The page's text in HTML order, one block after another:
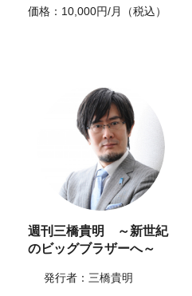
価格：10,000円/月（税込）
週刊三橋貴明 ～新世紀
のビッグブラザーへ～
発行者：三橋貴明